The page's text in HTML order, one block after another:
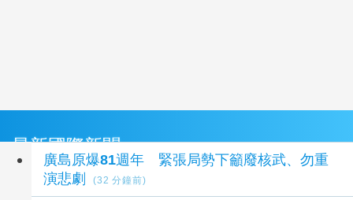
最新國際新聞
廣島原爆81週年 緊張局勢下籲廢核武、勿重
演悲劇
(32 分鐘前)